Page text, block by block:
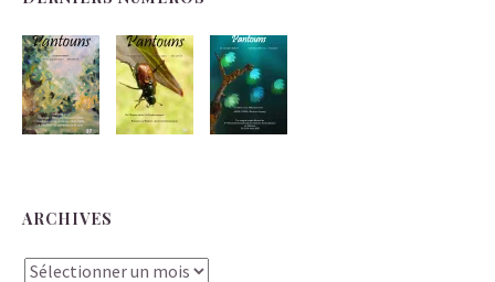
ARCHIVES
Archives